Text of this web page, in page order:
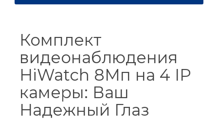
Комплект
видеонаблюдения
HiWatch 8Мп на 4 IP
камеры: Ваш
Надежный Глаз